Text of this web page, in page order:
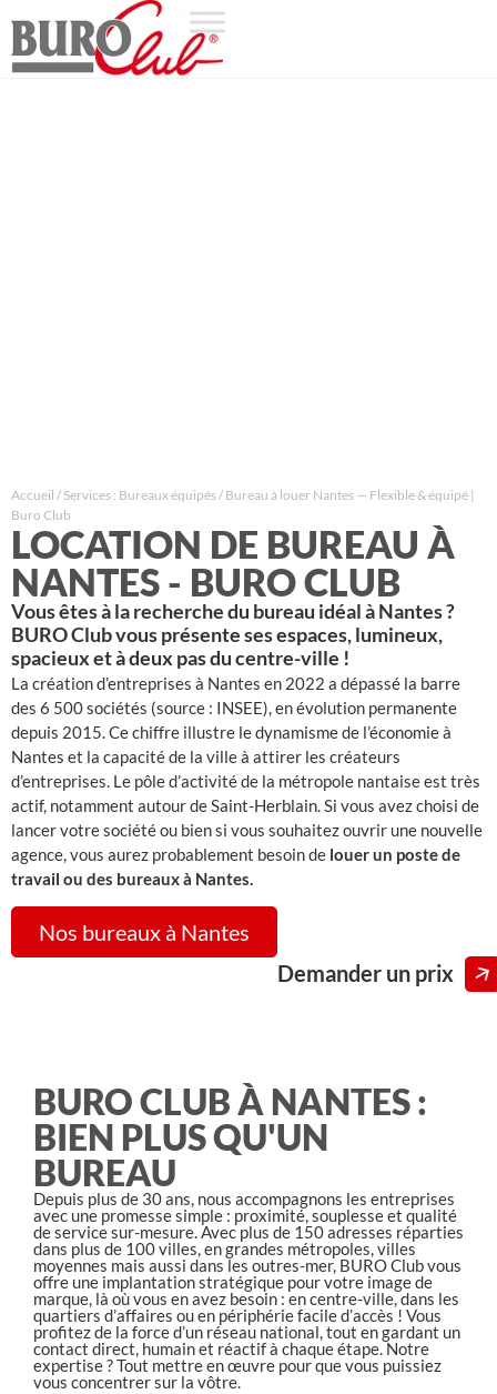
Accueil / Services : Bureaux équipés/ Bureau à louer Nantes — Flexible & équipé |
Buro Club
LOCATION DE BUREAU À
NANTES - BURO CLUB
Vous êtes à la recherche du bureau idéal à Nantes ?
BURO Club vous présente ses espaces, lumineux,
spacieux et à deux pas du centre-ville !
La création d’entreprises à Nantes en 2022 a dépassé la barre
des 6 500 sociétés (source : INSEE), en évolution permanente
depuis 2015. Ce chiffre illustre le dynamisme de l’économie à
Nantes et la capacité de la ville à attirer les créateurs
d’entreprises. Le pôle d’activité de la métropole nantaise est très
actif, notamment autour de Saint-Herblain. Si vous avez choisi de
lancer votre société ou bien si vous souhaitez ouvrir une nouvelle
agence, vous aurez probablement besoin de louer un poste de
travail ou des bureaux à Nantes.
Nos bureaux à Nantes
Demander un prix
BURO CLUB À NANTES :
BIEN PLUS QU'UN
BUREAU
Depuis plus de 30 ans, nous accompagnons les entreprises
avec une promesse simple : proximité, souplesse et qualité
de service sur-mesure. Avec plus de 150 adresses réparties
dans plus de 100 villes, en grandes métropoles, villes
moyennes mais aussi dans les outres-mer, BURO Club vous
offre une implantation stratégique pour votre image de
marque, là où vous en avez besoin : en centre-ville, dans les
quartiers d’affaires ou en périphérie facile d’accès ! Vous
profitez de la force d’un réseau national, tout en gardant un
contact direct, humain et réactif à chaque étape. Notre
expertise ? Tout mettre en œuvre pour que vous puissiez
vous concentrer sur la vôtre.